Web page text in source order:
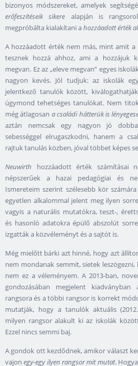
bizonyos módszereket, amelyek
erőfeszítéseik sikere alapján is
megpróbálta kialakítani ahozzáadott érték
A hozzáadott érték nem más, mint amit a
tesznek hozzá ahhoz, ami a hozzájuk
megvan. Ez az „eleve megvan” egyes
nagyon kevés. Jól tudjuk: az iskolák
jelentkező tanulók között,
úgymond tehetséges tanulókat. Nem
még átlagosan a családi hátterük is
aztán nemcsak egy nagyon jó
sebességgel elrugaszkodni, hanem a
rajtuk tanulás közben, jóval többet képes
Neuwirth hozzáadott érték számításai
népszerűek a hazai pedagógiai és
Ismereteim szerint szélesebb kör
egyetlen alkalommal jelent meg ilyen
vagyis a naturális mutatókra, teszt-,
és hasonló adatokra épülő abszolút
izgatták a közvéleményt és a sajtót is.
Még mielőtt bárki azt hinné, hogy azt
nem mondanak semmit, sietek
nem ez a véleményem. A 2013-ban,
gondozásában megjelent
rangsora és a többi rangsor is korrekt
mutatják, hogy a tanulók aktuális
milyen rangsor alakult ki az iskolák
Ezzel nincs semmi baj.
A gondok ott kezdődnek, amikor választ
vajonegy-egy ilyen rangsor mit mutat.